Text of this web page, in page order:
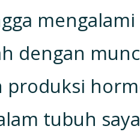
dengan
produksi
tubuh